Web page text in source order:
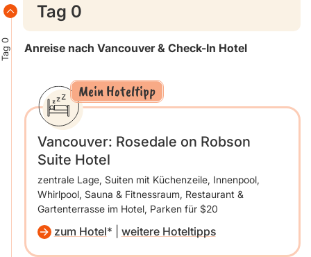
Tag 0
Tag 0
Anreise nach Vancouver & Check-In Hotel
Mein Hoteltipp
Vancouver: Rosedale on Robson
Suite Hotel
zentrale Lage, Suiten mit Küchenzeile, Innenpool,
Whirlpool, Sauna & Fitnessraum, Restaurant &
Gartenterrasse im Hotel, Parken für $20
zum Hotel weitere Hoteltipps